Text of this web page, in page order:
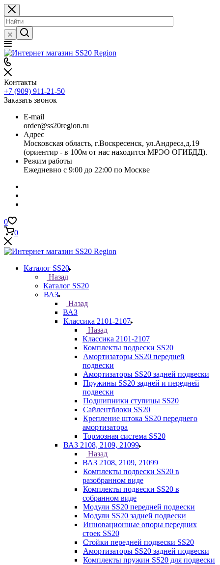
Контакты
+7 (909) 911-21-50
Заказать звонок
E-mail
order@ss20region.ru
Адрес
Московская область, г.Воскресенск, ул.Андреса,д.19
(ориентир - в 100м от нас находится МРЭО ОГИБДД).
Режим работы
Ежедневно с 9:00 до 22:00 по Москве
0
0
Каталог SS20
Назад
Каталог SS20
ВАЗ
Назад
ВАЗ
Классика 2101-2107
Назад
Классика 2101-2107
Комплекты подвески SS20
Амортизаторы SS20 передней
подвески
Амортизаторы SS20 задней подвески
Пружины SS20 задней и передней
подвески
Подшипники ступицы SS20
Сайлентблоки SS20
Крепление штока SS20 переднего
амортизатора
Тормозная система SS20
ВАЗ 2108, 2109, 21099
Назад
ВАЗ 2108, 2109, 21099
Комплекты подвески SS20 в
разобранном виде
Комплекты подвески SS20 в
собранном виде
Модули SS20 передней подвески
Модули SS20 задней подвески
Инновационные опоры передних
стоек SS20
Стойки передней подвески SS20
Амортизаторы SS20 задней подвески
Комплекты пружин SS20 для подвески